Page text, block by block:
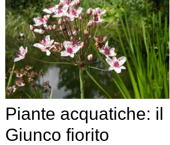
Piante acquatiche: il
Giunco fiorito